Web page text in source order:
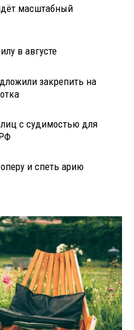
масштабный
в августе
закрепить на
с судимостью для
и спеть арию